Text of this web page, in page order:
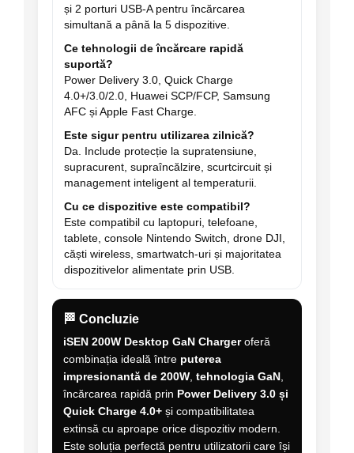
și 2 porturi USB-A pentru încărcarea
simultană a până la 5 dispozitive.
Ce tehnologii de încărcare rapidă
suportă?
Power Delivery 3.0, Quick Charge
4.0+/3.0/2.0, Huawei SCP/FCP, Samsung
AFC și Apple Fast Charge.
Este sigur pentru utilizarea zilnică?
Da. Include protecție la supratensiune,
supracurent, supraîncălzire, scurtcircuit și
management inteligent al temperaturii.
Cu ce dispozitive este compatibil?
Este compatibil cu laptopuri, telefoane,
tablete, console Nintendo Switch, drone DJI,
căști wireless, smartwatch-uri și majoritatea
dispozitivelor alimentate prin USB.
🏁 Concluzie
iSEN 200W Desktop GaN Chargeroferă
combinația ideală între puterea
impresionantă de 200W tehnologia GaN
încărcarea rapidă prin Power Delivery 3.0 și
Quick Charge 4.0+ și compatibilitatea
extinsă cu aproape orice dispozitiv modern.
Este soluția perfectă pentru utilizatorii care își